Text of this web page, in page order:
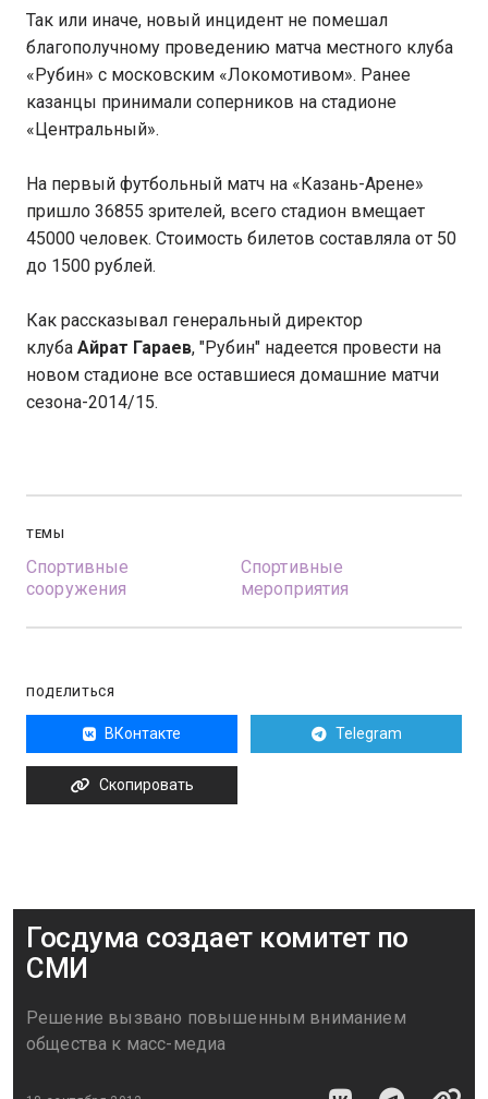
Так или иначе, новый инцидент не помешал
благополучному проведению матча местного клуба
«Рубин» с московским «Локомотивом». Ранее
казанцы принимали соперников на стадионе
«Центральный».
На первый футбольный матч на «Казань-Арене»
пришло 36855 зрителей, всего стадион вмещает
45000 человек. Стоимость билетов составляла от 50
до 1500 рублей.
Как рассказывал генеральный директор
клуба Айрат Гараев, "Рубин" надеется провести на
новом стадионе все оставшиеся домашние матчи
сезона-2014/15.
ТЕМЫ
Спортивные
сооружения
Спортивные
мероприятия
ПОДЕЛИТЬСЯ
ВКонтакте Telegram
Скопировать
Госдума создает комитет по
СМИ
Решение вызвано повышенным вниманием
общества к масс-медиа